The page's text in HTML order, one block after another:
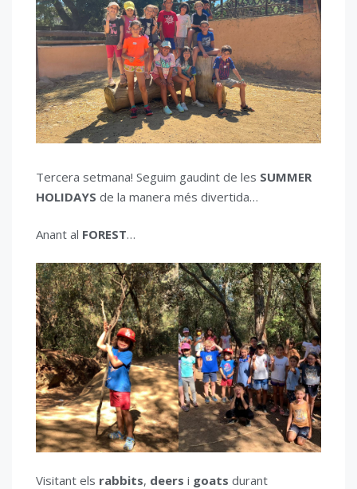
Tercera setmana! Seguim gaudint de les SUMMER
HOLIDAYS de la manera més divertida…
Anant al FOREST…
Visitant els rabbits, deers i goats durant